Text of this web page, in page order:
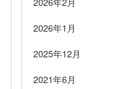
2026年1月
2025年12月
2021年6月